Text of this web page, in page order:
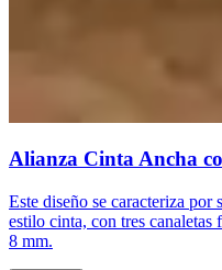
Alianza Cinta Ancha
Este diseño se caracteriza por
estilo cinta, con tres
8 mm.